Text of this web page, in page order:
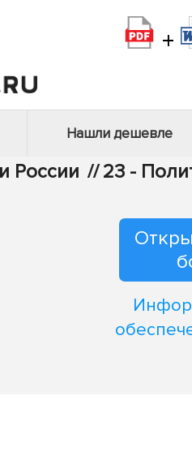
+
Нашли дешевле
России // 23 -